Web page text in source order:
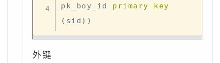
pk_boy_id primary
key
( sid ) )
外键